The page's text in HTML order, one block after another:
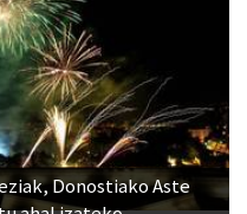
Donostiako Aste
ahal izateko